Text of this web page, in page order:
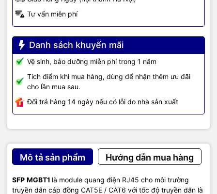
Tư vấn miễn phí
Danh sách khuyến mãi
Vệ sinh, bảo dưỡng miễn phí trong 1 năm
Tích điểm khi mua hàng, dùng để nhận thêm ưu đãi
cho lần mua sau.
Đổi trả hàng 14 ngày nếu có lỗi do nhà sản xuất
Mô tả sản phẩm Hướng dẫn mua hàng
SFP MGBT1 là module quang điện RJ45 cho môi trường
truyền dẫn cáp đồng CAT5E / CAT6 với tốc độ truyền dẫn là
- Cisco 6400 Universal Access
Router
TIC.VN– Nhà phân phối và cung cấp giải pháp công nghệ uy tín
tại Việt Nam. Chúng tôi chuyên cung cấp đa dạng sản phẩm:
Laptop ,Máy tính PC, Máy chủ - Server,Thiết bị mạng,Camera
giám sát,Tổng đài, Màn hình tương tác
máynhư tivi, tủ lạnh, máy giặt, máy hút ẩm... cùng nhiều thiết bị
công nghệ khác.
TIC.VN cam kết mang đến
sản phẩm chính
doanh nghiệp cũng như gia đình và cá nhân.